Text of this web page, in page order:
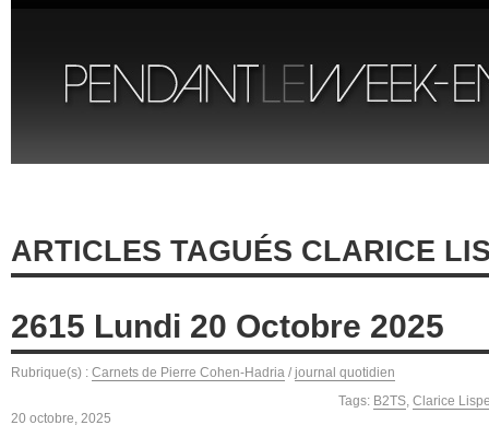
ARTICLES TAGUÉS CLARICE
2615 Lundi 20 Octobre 2025
Rubrique(s) : Carnets de Pierre Cohen-Hadria / journal quotidien
Tags: B2TS, Clarice
20 octobre, 2025